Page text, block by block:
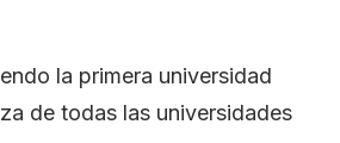
la primera universidad
de todas las universidades